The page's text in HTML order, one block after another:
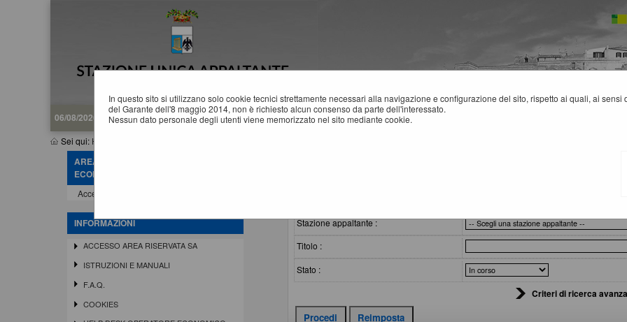
06/08/2026 20:52
Sei qui: Home
In questo sito si utilizzano solo cookie tecnici strettamente necessari alla navigazione e configurazione del sito, rispetto ai quali, ai
del Garante dell'8 maggio 2014, non è richiesto alcun consenso da parte dell'interessato.
Nessun dato personale degli utenti viene memorizzato nel sito mediante cookie.
AREA RISERVATA OPERATORE
ECONOMICO
Accedi - Registrati
INFORMAZIONI
ACCESSO AREA RISERVATA SA
ISTRUZIONI E MANUALI
F.A.Q.
COOKIES
Stazione appaltante :
Titolo :
Stato :
Criteri di ricerca